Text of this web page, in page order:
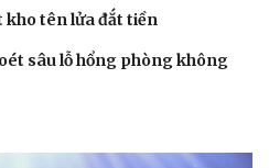
kho tên lửa đắt tiền
sâu lỗ hổng phòng không